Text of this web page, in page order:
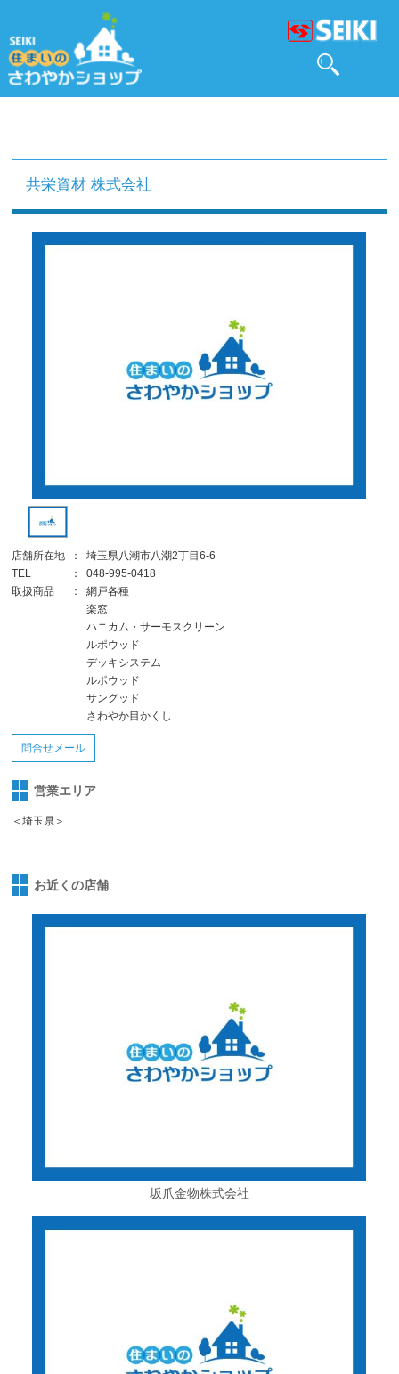
共栄資材 株式会社
店舗所在地 ：
埼玉県八潮市八潮2丁目6-6
TEL
：
048-995-0418
取扱商品
：
網戸各種
楽窓
ハニカム・サーモスクリーン
ルポウッド
デッキシステム
ルポウッド
サングッド
さわやか目かくし
問合せメール
営業エリア
＜埼玉県＞
お近くの店舗
坂爪金物株式会社